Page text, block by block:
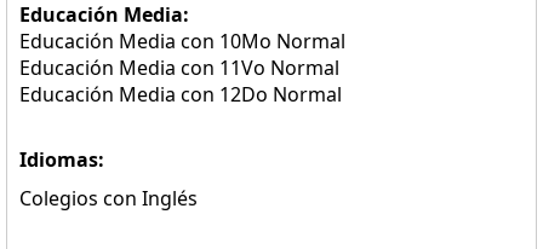
Educación Media:
Educación Media con 10Mo Normal
Educación Media con 11Vo Normal
Educación Media con 12Do Normal
Idiomas:
Colegios con Inglés